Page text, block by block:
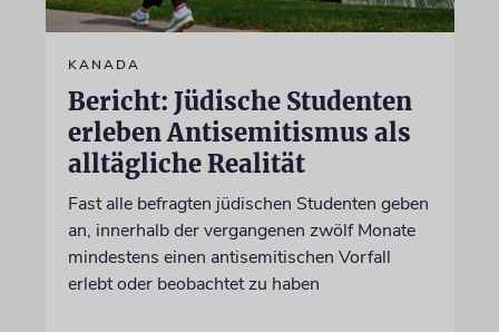
KANADA
Bericht: Jüdische Studenten
erleben Antisemitismus als
alltägliche Realität
Fast alle befragten jüdischen Studenten geben
an, innerhalb der vergangenen zwölf Monate
mindestens einen antisemitischen Vorfall
erlebt oder beobachtet zu haben